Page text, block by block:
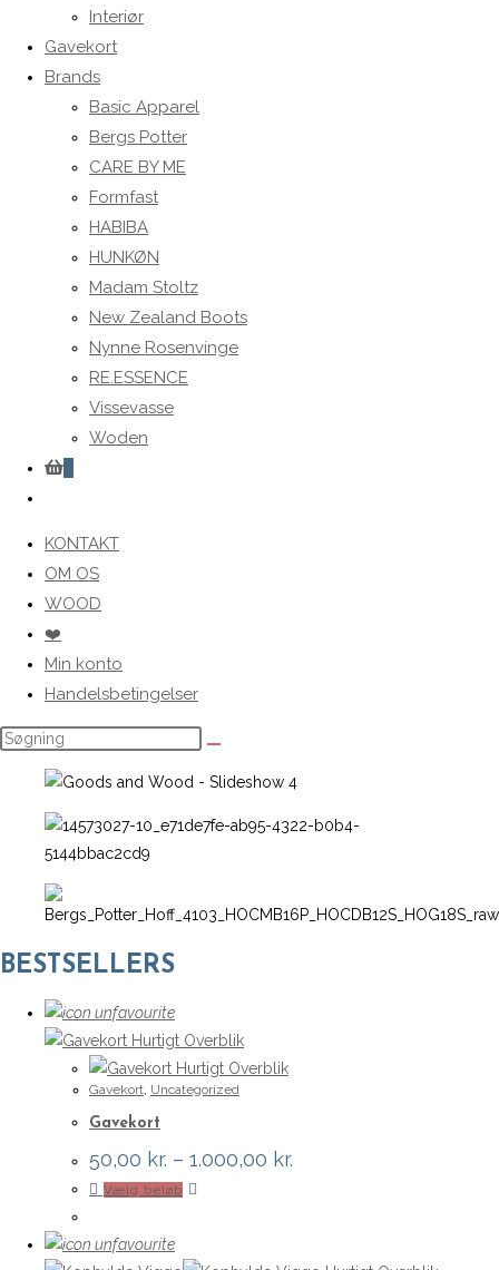
Interiør
Gavekort
Brands
Basic Apparel
Bergs Potter
CARE BY ME
Formfast
HABIBA
HUNKØN
Madam Stoltz
New Zealand Boots
Nynne Rosenvinge
RE.ESSENCE
Vissevasse
Woden
0
search
KONTAKT
OM OS
WOOD
❤️
Min konto
Handelsbetingelser
BESTSELLERS
Hurtigt Overblik
Hurtigt Overblik
Gavekort, Uncategorized
Gavekort
50,00 kr. – 1.000,00 kr.
Vælg beløb